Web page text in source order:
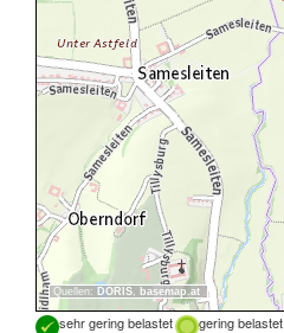
Quellen: DORIS, basemap.at
sehr gering belastet gering belastet